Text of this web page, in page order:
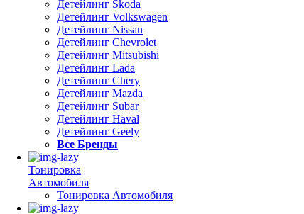
Детейлинг Skoda
Детейлинг Volkswagen
Детейлинг Nissan
Детейлинг Chevrolet
Детейлинг Mitsubishi
Детейлинг Lada
Детейлинг Chery
Детейлинг Mazda
Детейлинг Subar
Детейлинг Haval
Детейлинг Geely
Все Бренды
Тонировка
Автомобиля
Тонировка Автомобиля